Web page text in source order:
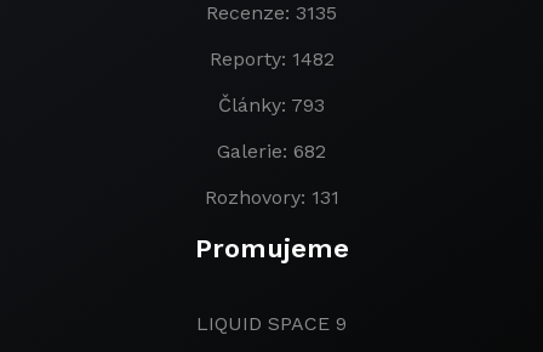
Recenze: 3135
Reporty: 1482
Články: 793
Galerie: 682
Rozhovory: 131
Promujeme
LIQUID SPACE 9